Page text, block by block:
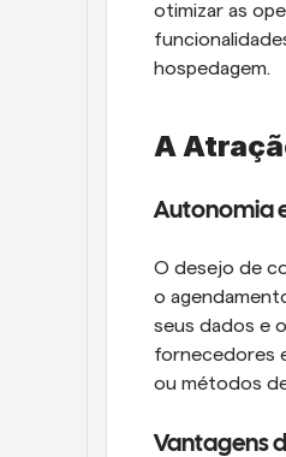
otimizar as
hospedagem.
A
Autonomia
O desejo de
o
seus dados e
fornecedores
ou métodos
Vantagens